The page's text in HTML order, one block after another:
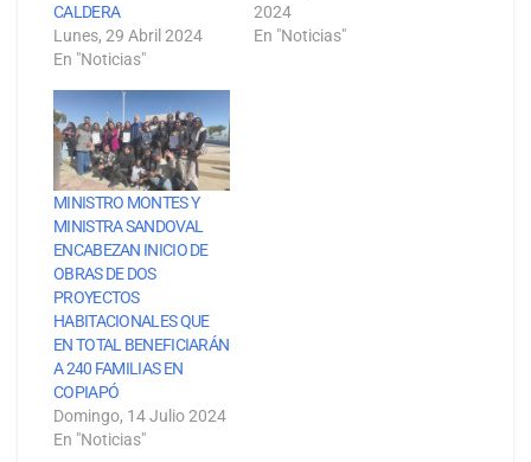
CALDERA
Lunes, 29 Abril 2024
En "Noticias"
2024
En "Noticias"
MINISTRO MONTES Y
MINISTRA SANDOVAL
ENCABEZAN INICIO DE
OBRAS DE DOS
PROYECTOS
HABITACIONALES QUE
EN TOTAL BENEFICIARÁN
A 240 FAMILIAS EN
COPIAPÓ
Domingo, 14 Julio 2024
En "Noticias"